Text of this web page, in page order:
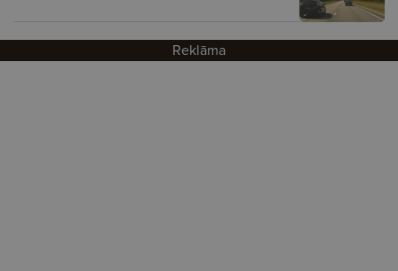
Reklāma